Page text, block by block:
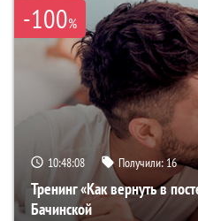
-100%
10:48:07 Получили:16
Тренинг «Как вернуть в
Бачинской